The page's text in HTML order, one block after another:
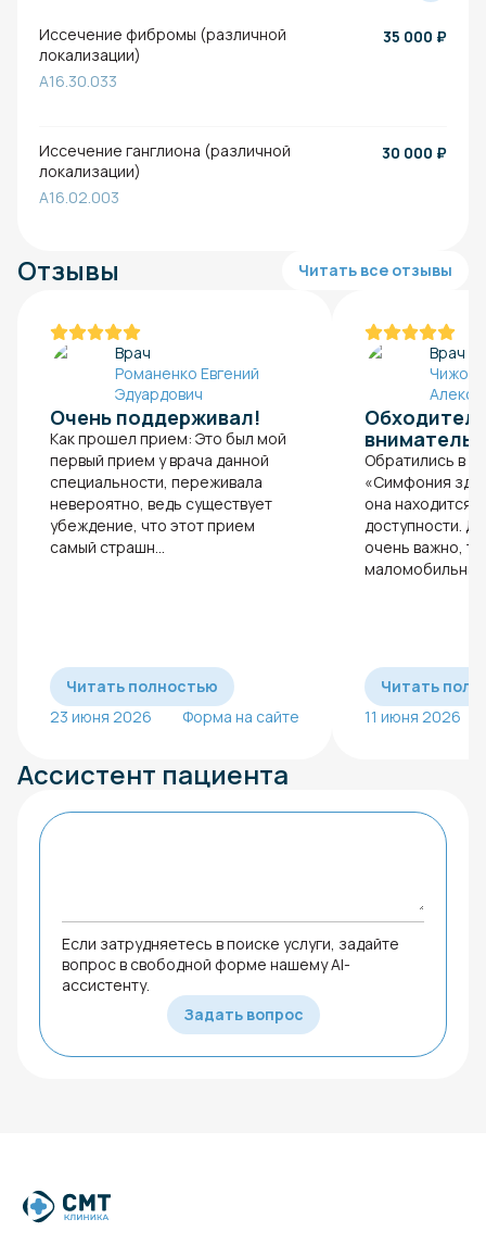
Иссечение фибромы (различной
локализации)
A16.30.033
35 000 ₽
Иссечение ганглиона (различной
локализации)
A16.02.003
30 000 ₽
Отзывы Читать все отзывы
Врач
Романенко Евгений
Эдуардович
Очень поддерживал!
Как прошел прием: Это был мой
первый прием у врача данной
специальности, переживала
невероятно, ведь существует
убеждение, что этот прием
самый страшн...
Читать полностью
23 июня 2026
Форма на сайте
Врач
Чижов
Обратились в
«Симфония
она находится
доступности.
очень важно,
маломобильна.
Читать
11 июня 2026
Ассистент пациента
Если затрудняетесь в поиске услуги, задайте
вопрос в свободной форме нашему AI-
ассистенту.
Задать вопрос